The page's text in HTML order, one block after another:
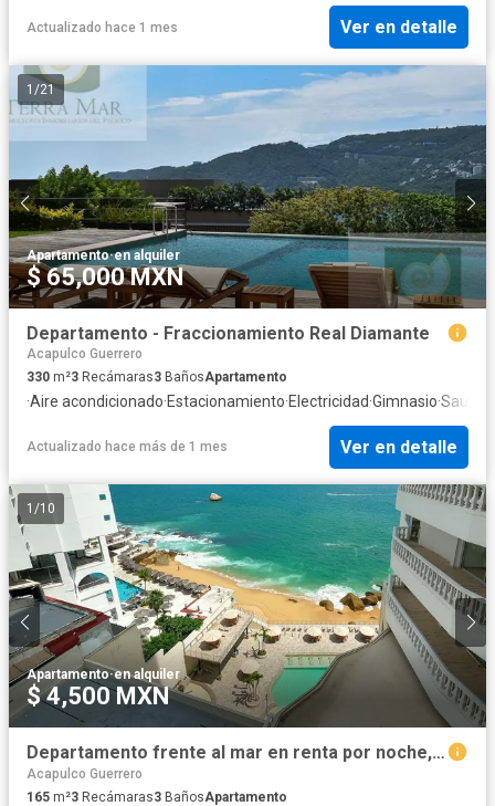
Actualizado hace 1 mes Ver en detalle
1 /21
Apartamento·en alquiler
$ 65,000 MXN
Departamento - Fraccionamiento Real Diamante
Acapulco Guerrero
330 m²3 Recámaras3 BañosApartamento
·Aire acondicionado·Estacionamiento·Electricidad·Gimnasio·Sauna
Actualizado hace más de 1 mes Ver en detalle
1 /10
Apartamento·en alquiler
$ 4,500 MXN
Departamento frente al mar en renta por noche, Condesa, Acapulco
Acapulco Guerrero
165 m²3 Recámaras3 BañosApartamento